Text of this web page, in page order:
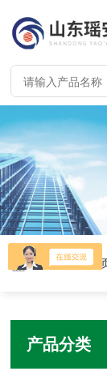
当前位置：首
产品分类